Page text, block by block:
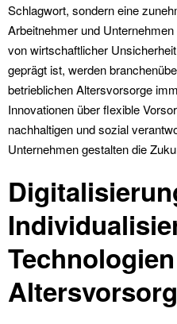
Schlagwort, sondern eine
Arbeitnehmer und
von wirtschaftlicher
geprägt ist, werden
betrieblichen Altersvorsorge
Innovationen über flexible
nachhaltigen und sozial
Unternehmen gestalten die